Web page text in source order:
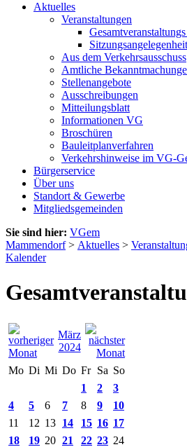
Aktuelles
Veranstaltungen
Aus dem Verkehrsausschuss
Amtliche
Stellenangebote
Ausschreibungen
Mitteilungsblatt
Informationen VG
Broschüren
Bauleitplanverfahren
Verkehrshinweise im VG-
Bürgerservice
Über uns
Standort & Gewerbe
Mitgliedsgemeinden
Sie sind hier: VGem
Mammendorf> Aktuelles >
Kalender
März
2024
Mo Di Mi Do Fr Sa So
1
2
3
4
5 6 7 8 9
10
11
12 13 14 15 16 17
18
19 20 21 22 23 24